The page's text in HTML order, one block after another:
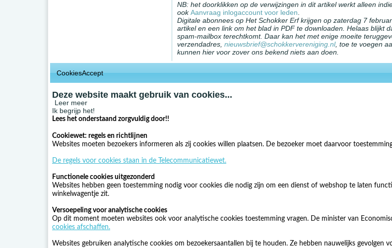
NB: het doorklikken op de verwijzingen in dit artikel werkt alleen
ookAanvraag inlogaccount voor leden
Digitale abonnees op Het Schokker Erf krijgen op zaterdag 7
artikel en een link om het blad in PDF te downloaden. Helaas blijkt
spam-mailbox terechtkomt. Daar kan het met enige moeite
verzendadres, nieuwsbrief@schokkervereniging.nl, toe te voegen
kunnen hier voor zover ons bekend niets aan doen.
CookiesAccept
Deze website maakt gebruik van cookies...
Leer meer
Ik begrijp het!
Lees het onderstaand zorgvuldig door!!
Cookiewet: regels en richtlijnen
Websites moeten bezoekers informeren als zij cookies willen plaatsen. De bezoeker moet daarvoor
De regels voor cookies staan in de Telecommunicatiewet.
Functionele cookies uitgezonderd
Websites hebben geen toestemming nodig voor cookies die nodig zijn om een dienst of webshop te laten
winkelwagentje zit.
Versoepeling voor analytische cookies
Op dit moment moeten websites ook voor analytische cookies toestemming vragen. De minister van
cookies afschaffen.
Websites gebruiken analytische cookies om bezoekersaantallen bij te houden. Ze hebben nauwelijks